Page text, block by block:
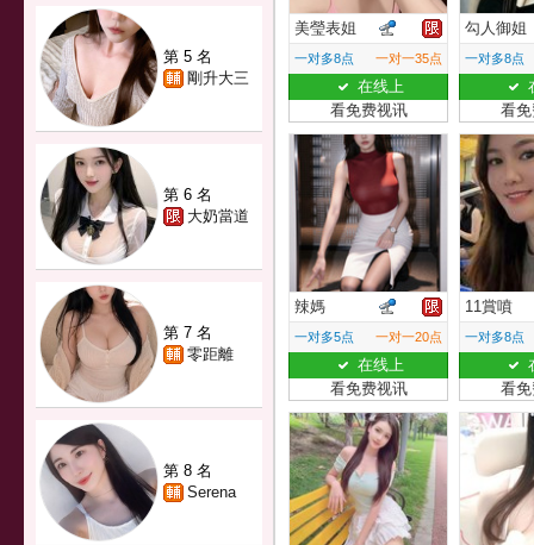
第 5 名
剛升大三
第 6 名
大奶當道
第 7 名
零距離
第 8 名
Serena
美瑩表姐
一对多8点 一对一35点
在线上
看免费视讯
勾人御姐
一对多8点
看
辣媽
一对多5点 一对一20点
在线上
看免费视讯
11賞噴
一对多8点
看